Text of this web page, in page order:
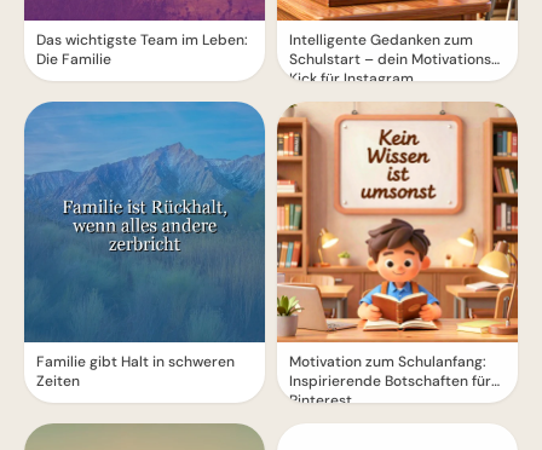
Das wichtigste Team im Leben:
Die Familie
Familie gibt Halt in schweren
Zeiten
Intelligente Gedanken zum
Schulstart – dein Motivations-
Kick für Instagram
Motivation zum Schulanfang:
Inspirierende Botschaften für
Pinterest